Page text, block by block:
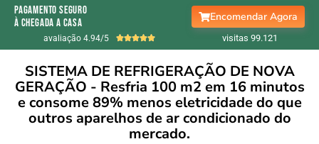
pagamento seguro
à chegada a casa
Encomendar Agora
avaliação 4.94/5  visitas 99.122
SISTEMA DE REFRIGERAÇÃO DE NOVA
GERAÇÃO - Resfria 100 m2 em 16 minutos
e consome 89% menos eletricidade do que
outros aparelhos de ar condicionado do
mercado.